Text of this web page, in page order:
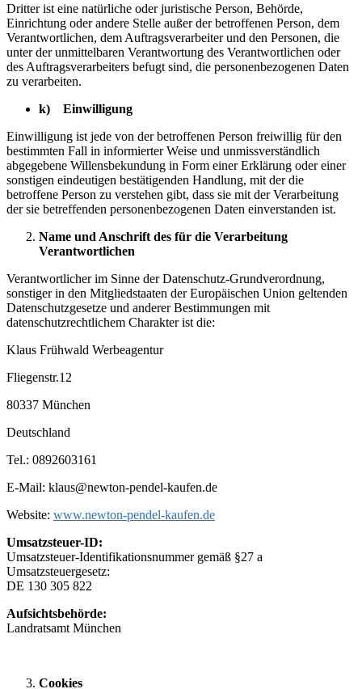
Dritter ist eine natürliche oder juristische Person, Behörde,
Einrichtung oder andere Stelle außer der betroffenen Person, dem
Verantwortlichen, dem Auftragsverarbeiter und den Personen, die
unter der unmittelbaren Verantwortung des Verantwortlichen oder
des Auftragsverarbeiters befugt sind, die personenbezogenen Daten
zu verarbeiten.
k) Einwilligung
Einwilligung ist jede von der betroffenen Person freiwillig für den
bestimmten Fall in informierter Weise und unmissverständlich
abgegebene Willensbekundung in Form einer Erklärung oder einer
sonstigen eindeutigen bestätigenden Handlung, mit der die
betroffene Person zu verstehen gibt, dass sie mit der Verarbeitung
der sie betreffenden personenbezogenen Daten einverstanden ist.
Name und Anschrift des für die Verarbeitung
Verantwortlichen
Verantwortlicher im Sinne der Datenschutz-Grundverordnung,
sonstiger in den Mitgliedstaaten der Europäischen Union geltenden
Datenschutzgesetze und anderer Bestimmungen mit
datenschutzrechtlichem Charakter ist die:
Klaus Frühwald Werbeagentur
Fliegenstr.12
80337 München
Deutschland
Tel.: 0892603161
E-Mail: klaus@newton-pendel-kaufen.de
Website: www.newton-pendel-kaufen.de
Umsatzsteuer-ID:
Umsatzsteuer-Identifikationsnummer gemäß §27 a
Umsatzsteuergesetz:
DE 130 305 822
Aufsichtsbehörde:
Landratsamt München
Cookies